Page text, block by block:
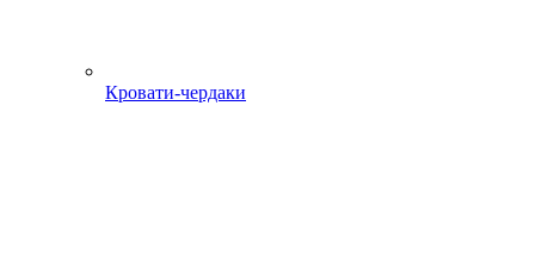
Кровати-чердаки